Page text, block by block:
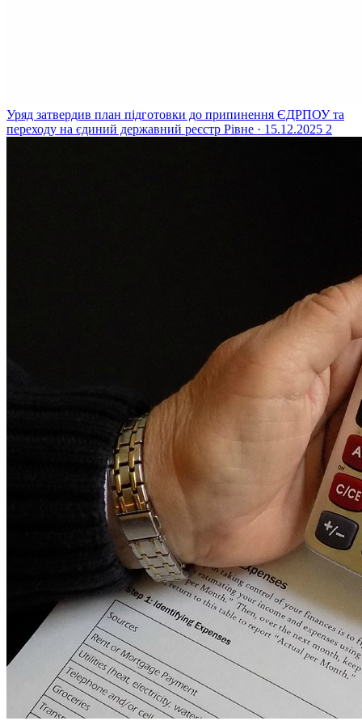
Уряд затвердив план підготовки до припинення ЄДРПОУ та
переходу на єдиний державний реєстр Рівне · 15.12.2025 2